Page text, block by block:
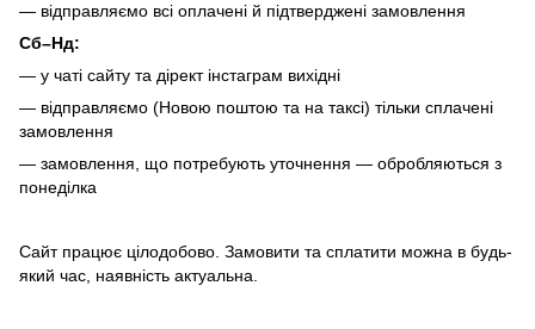
— відправляємо всі оплачені й підтверджені замовлення
Сб–Нд:
— у чаті сайту та дірект інстаграм вихідні
— відправляємо (Новою поштою та на таксі) тільки сплачені
замовлення
— замовлення, що потребують уточнення — обробляються з
понеділка
Сайт працює цілодобово. Замовити та сплатити можна в будь-
який час, наявність актуальна.